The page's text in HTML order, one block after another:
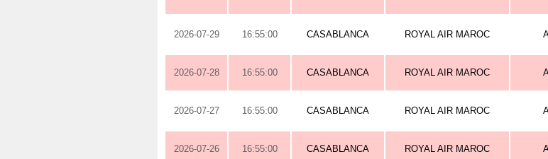
2026-07-29 16:55:00 CASABLANCA ROYAL AIR MAROC
2026-07-28 16:55:00 CASABLANCA ROYAL AIR MAROC
2026-07-27 16:55:00 CASABLANCA ROYAL AIR MAROC
2026-07-26 16:55:00 CASABLANCA ROYAL AIR MAROC